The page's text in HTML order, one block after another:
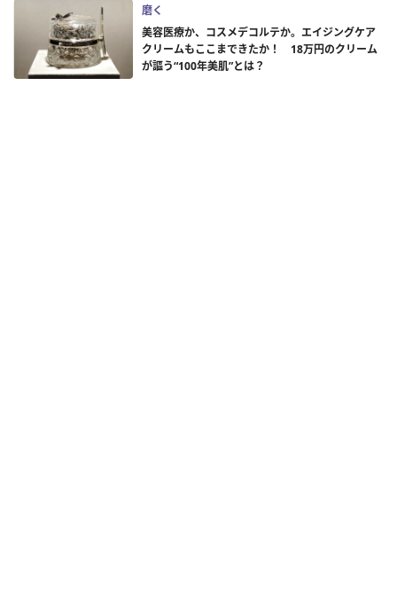
磨く
美容医療か、コスメデコルテか。エイジングケア
クリームもここまできたか！ 18万円のクリーム
が謳う“100年美肌”とは？